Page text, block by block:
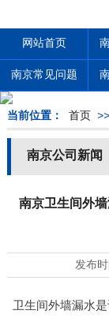
网站首页
南京常见问题
当前位置： 首页 >>
南京公司新闻
南京卫生间外
发布时
卫生间外墙漏水